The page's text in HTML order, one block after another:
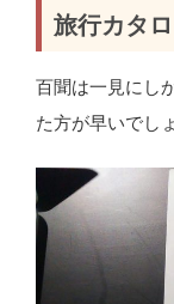
旅行カタ
百聞は一見にし
た方が早いでし